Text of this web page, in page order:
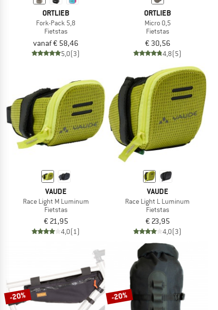
ORTLIEB
Fork-Pack 5,8
Fietstas
vanaf € 58,46
5,0(3)
ORTLIEB
Micro 0,5
Fietstas
€ 30,56
4,8(5)
VAUDE
Race Light M Luminum
Fietstas
€ 21,95
4,0(1)
VAUDE
Race Light L Luminum
Fietstas
€ 23,95
4,0(3)
-20% -20%